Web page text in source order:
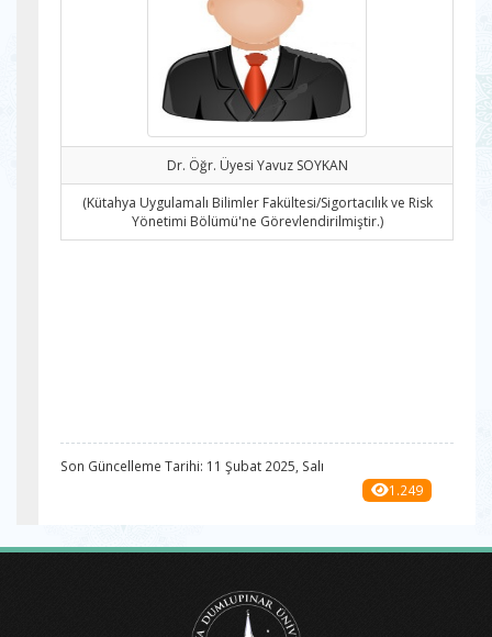
Dr. Öğr. Üyesi Yavuz SOYKAN
(Kütahya Uygulamalı Bilimler Fakültesi/Sigortacılık ve Risk
Yönetimi Bölümü'ne Görevlendirilmiştir.)
Son Güncelleme Tarihi: 11 Şubat 2025, Salı
1.249